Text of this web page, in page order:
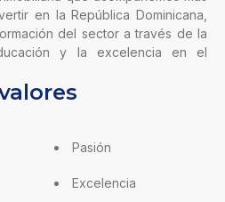
en la República Dominicana,
del sector a través de la
y la excelencia en el
Pasión
Excelencia